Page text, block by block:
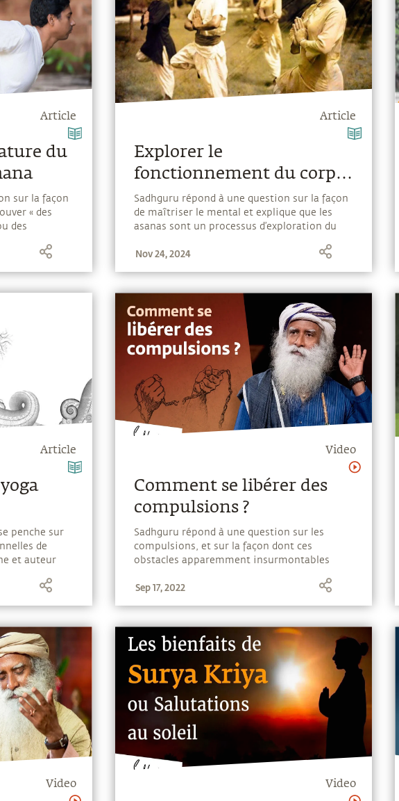
Article
du
sur la façon
« des
des
Article
penche sur
de
et auteur
Video
Article
Explorer le
fonctionnement du corps
et du mental
Sadhguru répond à une question sur la façon
de maîtriser le mental et explique que les
asanas sont un processus d’exploration du
Nov 24, 2024
Video
Comment se libérer des
compulsions ?
Sadhguru répond à une question sur les
compulsions, et sur la façon dont ces
obstacles apparemment insurmontables
Sep 17, 2022
Video